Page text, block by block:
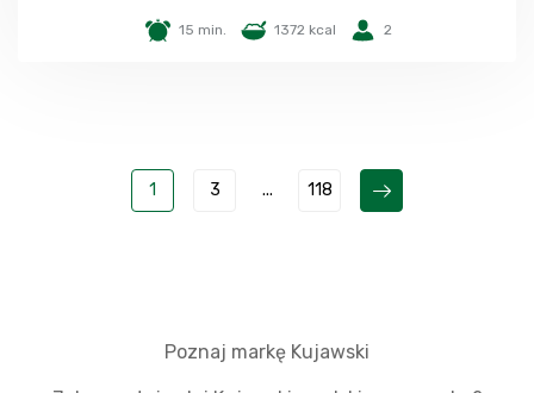
15 min. 1372 kcal 2
1 3 ... 118
Poznaj markę Kujawski